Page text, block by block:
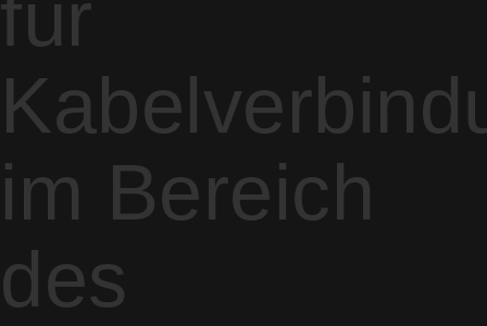
für
im Bereich
des